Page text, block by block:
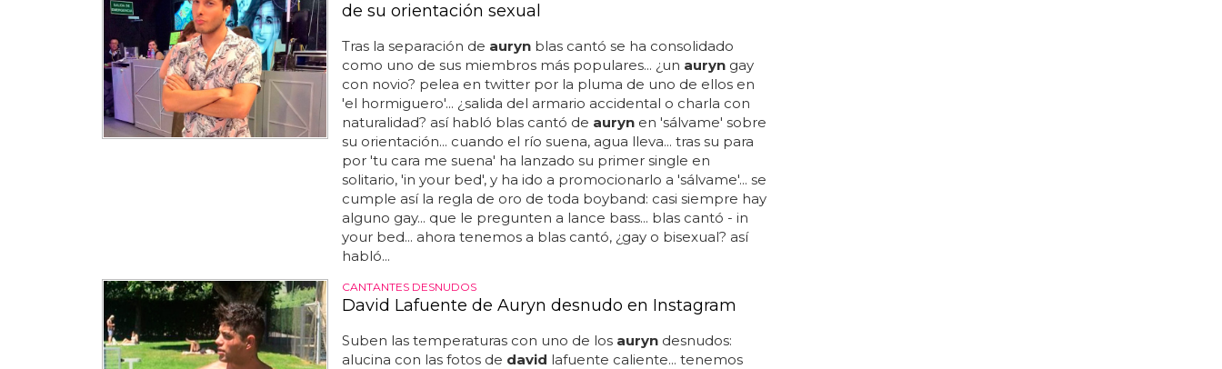
de su orientación sexual
Tras la separación de aurynblas cantó se ha consolidado
como uno de sus miembros más populares... ¿un auryngay
con novio? pelea en twitter por la pluma de uno de ellos en
'el hormiguero'... ¿salida del armario accidental o charla con
naturalidad? así habló blas cantó de aurynen 'sálvame' sobre
su orientación... cuando el río suena, agua lleva... tras su para
por 'tu cara me suena' ha lanzado su primer single en
solitario, 'in your bed', y ha ido a promocionarlo a 'sálvame'... se
cumple así la regla de oro de toda boyband: casi siempre hay
alguno gay... que le pregunten a lance bass... blas cantó - in
your bed... ahora tenemos a blas cantó, ¿gay o bisexual? así
habló...
CANTANTES DESNUDOS
David Lafuente de Auryn desnudo en Instagram
Suben las temperaturas con uno de los auryndesnudos:
alucina con las fotos de david lafuente caliente... tenemos